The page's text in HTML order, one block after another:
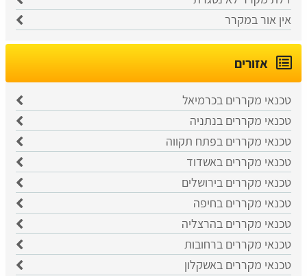
אין אור במקרר
אזורים
טכנאי מקררים בכרמיאל
טכנאי מקררים בנתניה
טכנאי מקררים בפתח תקווה
טכנאי מקררים באשדוד
טכנאי מקררים בירושלים
טכנאי מקררים בחיפה
טכנאי מקררים בהרצליה
טכנאי מקררים ברחובות
טכנאי מקררים באשקלון